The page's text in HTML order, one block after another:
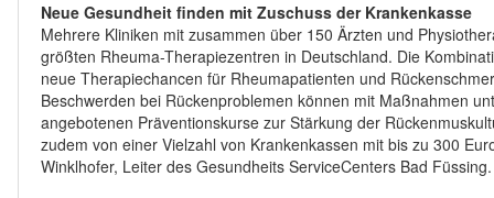
Neue Gesundheit finden mit Zuschuss der Krankenkasse
Mehrere Kliniken mit zusammen über 150 Ärzten und
größten Rheuma-Therapiezentren in Deutschland. Die
neue Therapiechancen für Rheumapatienten und
Beschwerden bei Rückenproblemen können mit Maßnahmen
angebotenen Präventionskurse zur Stärkung der
zudem von einer Vielzahl von Krankenkassen mit bis zu 300
Winklhofer, Leiter des Gesundheits ServiceCenters Bad